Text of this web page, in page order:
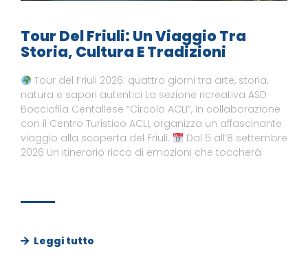
Tour Del Friuli: Un Viaggio Tra
Storia, Cultura E Tradizioni
Tour del Friuli 2026: quattro giorni tra arte, storia,
natura e sapori autentici La sezione ricreativa ASD
Bocciofila Centallese “Circolo ACLI”, in collaborazione
con il Centro Turistico ACLI, organizza un affascinante
viaggio alla scoperta del Friuli.
Dal 5 all’8 settembre
2026 Un itinerario ricco di emozioni che toccherà
Leggi tutto